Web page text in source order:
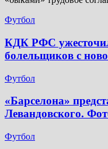
Футбол
КДК РФС
болельщиков с
Футбол
«Барселона»
Левандовского.
Футбол